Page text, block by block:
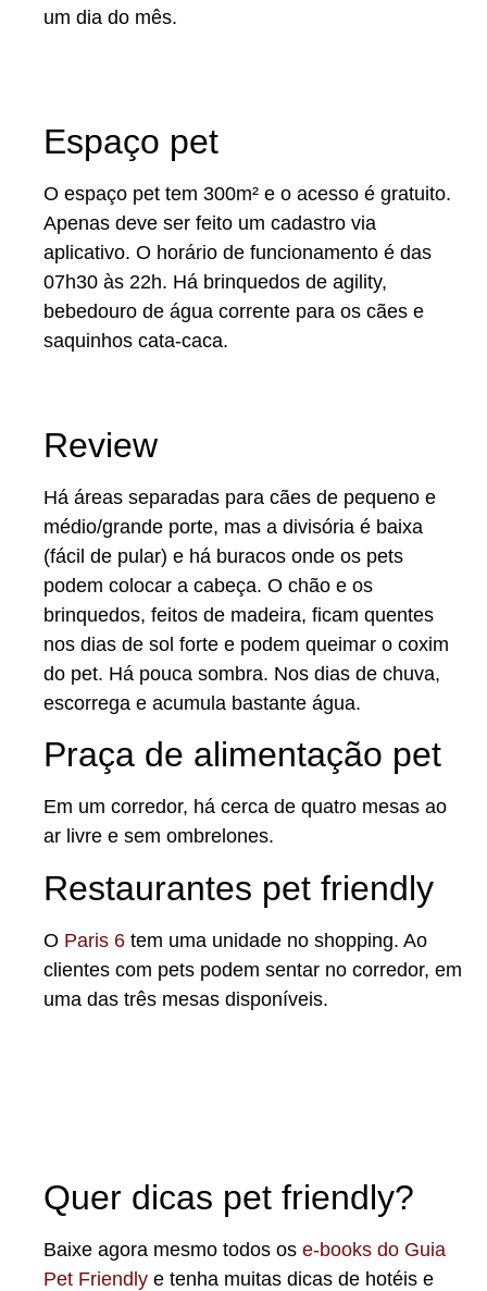
um dia do mês.
Espaço pet
O espaço pet tem 300m² e o acesso é gratuito.
Apenas deve ser feito um cadastro via
aplicativo. O horário de funcionamento é das
07h30 às 22h. Há brinquedos de agility,
bebedouro de água corrente para os cães e
saquinhos cata-caca.
Review
Há áreas separadas para cães de pequeno e
médio/grande porte, mas a divisória é baixa
(fácil de pular) e há buracos onde os pets
podem colocar a cabeça. O chão e os
brinquedos, feitos de madeira, ficam quentes
nos dias de sol forte e podem queimar o coxim
do pet. Há pouca sombra. Nos dias de chuva,
escorrega e acumula bastante água.
Praça de alimentação pet
Em um corredor, há cerca de quatro mesas ao
ar livre e sem ombrelones.
Restaurantes pet friendly
O Paris 6 tem uma unidade no shopping. Ao
clientes com pets podem sentar no corredor, em
uma das três mesas disponíveis.
Quer dicas pet friendly?
Baixe agora mesmo todos os e-books do Guia
Pet Friendly e tenha muitas dicas de hotéis e